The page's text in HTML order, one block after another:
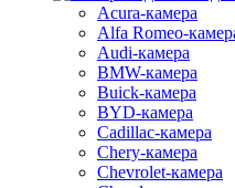
Acura-камера
Alfa Romeo-
Audi-камера
BMW-камера
Buick-камера
BYD-камера
Cadillac-камера
Chery-камера
Chevrolet-камера